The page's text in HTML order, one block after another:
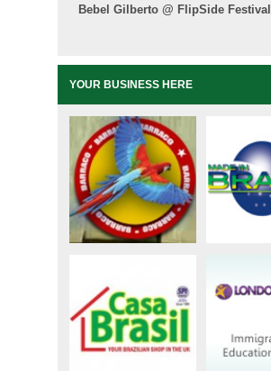
Bebel Gilberto @ FlipSide Festival
YOUR BUSINESS HERE